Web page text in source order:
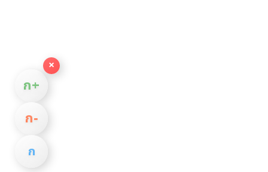
×
ก+
ก−
ก